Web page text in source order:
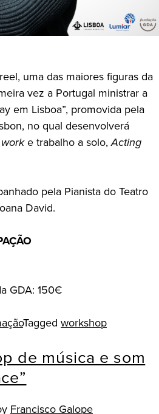
uma das maiores figuras da
vez a Portugal ministrar a
em Lisboa”, promovida pela
no qual desenvolverá
e trabalho a solo,Acting
pela Pianista do Teatro
David.
GDA: 150€
Tagged workshop
de música e som
Francisco Galope